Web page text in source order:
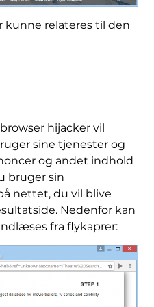
relateres til den
browser hijacker vil
sine tjenester og
og andet indhold
bruger sin
nettet, du vil blive
Nedenfor kan
fra flykaprer: